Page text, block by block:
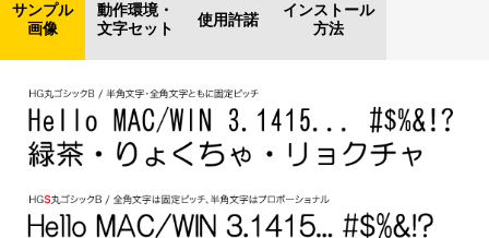
サンプル
画像
動作環境・
文字セット
使用許諾
インストール
方法